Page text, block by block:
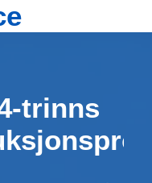
trinns